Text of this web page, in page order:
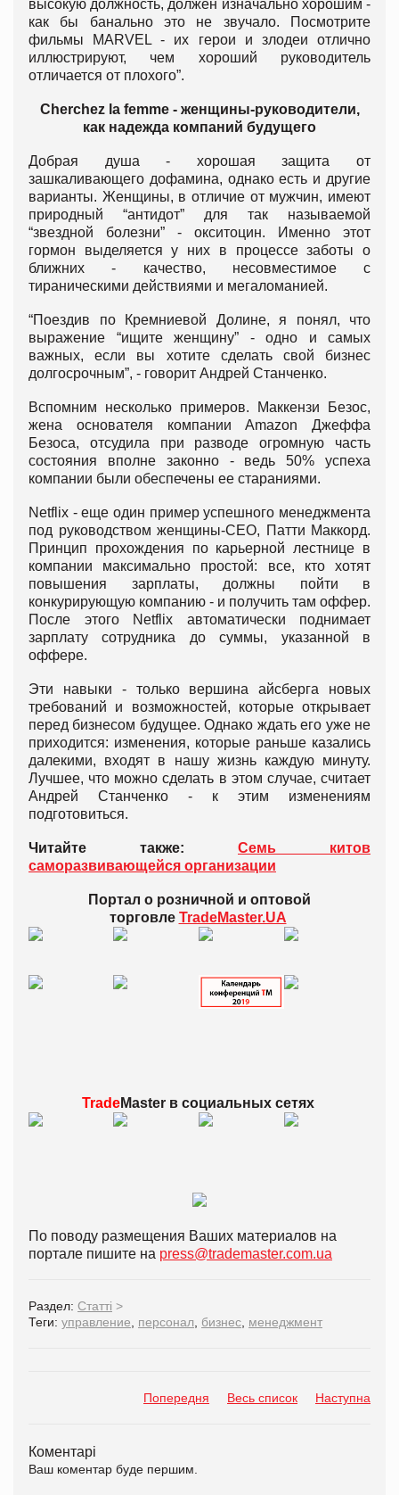
высокую должность, должен изначально хорошим -
как бы банально это не звучало. Посмотрите
фильмы MARVEL - их герои и злодеи отлично
иллюстрируют, чем хороший руководитель
отличается от плохого”.
Cherchez la femme - женщины-руководители,
как надежда компаний будущего
Добрая душа - хорошая защита от
зашкаливающего дофамина, однако есть и другие
варианты. Женщины, в отличие от мужчин, имеют
природный “антидот” для так называемой
“звездной болезни” - окситоцин. Именно этот
гормон выделяется у них в процессе заботы о
ближних - качество, несовместимое с
тираническими действиями и мегаломанией.
“Поездив по Кремниевой Долине, я понял, что
выражение “ищите женщину” - одно и самых
важных, если вы хотите сделать свой бизнес
долгосрочным”, - говорит Андрей Станченко.
Вспомним несколько примеров. Маккензи Безос,
жена основателя компании Amazon Джеффа
Безоса, отсудила при разводе огромную часть
состояния вполне законно - ведь 50% успеха
компании были обеспечены ее стараниями.
Netflix - еще один пример успешного менеджмента
под руководством женщины-СЕО, Патти Маккорд.
Принцип прохождения по карьерной лестнице в
компании максимально простой: все, кто хотят
повышения зарплаты, должны пойти в
конкурирующую компанию - и получить там оффер.
После этого Netflix автоматически поднимает
зарплату сотрудника до суммы, указанной в
оффере.
Эти навыки - только вершина айсберга новых
требований и возможностей, которые открывает
перед бизнесом будущее. Однако ждать его уже не
приходится: изменения, которые раньше казались
далекими, входят в нашу жизнь каждую минуту.
Лучшее, что можно сделать в этом случае, считает
Андрей Станченко - к этим изменениям
подготовиться.
Читайте также: Семь китов
саморазвивающейся организации
Портал о розничной и оптовой
торговле TradeMaster.UA
TradeMaster всоциальных сетях
По поводу размещения Ваших материалов на
портале пишите на press@trademaster.com.ua
Раздел: Статті >
Теги: управление персонал бизнес менеджмент
Попередня Весь список Наступна
Коментарі
Ваш коментар буде першим.